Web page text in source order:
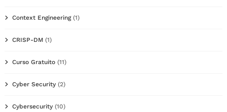
Context Engineering(1)
CRISP-DM (1)
Curso Gratuito (11)
Cyber Security (2)
Cybersecurity (10)